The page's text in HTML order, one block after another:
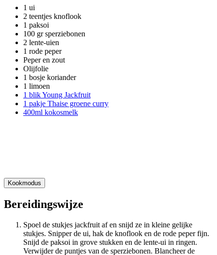
1 ui
2 teentjes knoflook
1 paksoi
100 gr sperziebonen
2 lente-uien
1 rode peper
Peper en zout
Olijfolie
1 bosje koriander
1 limoen
1 blik Young Jackfruit
1 pakje Thaise groene curry
400ml kokosmelk
Kookmodus
Bereidingswijze
Spoel de stukjes jackfruit af en snijd ze in kleine gelijke
stukjes. Snipper de ui, hak de knoflook en de rode peper fijn.
Snijd de paksoi in grove stukken en de lente-ui in ringen.
Verwijder de puntjes van de sperziebonen. Blancheer de